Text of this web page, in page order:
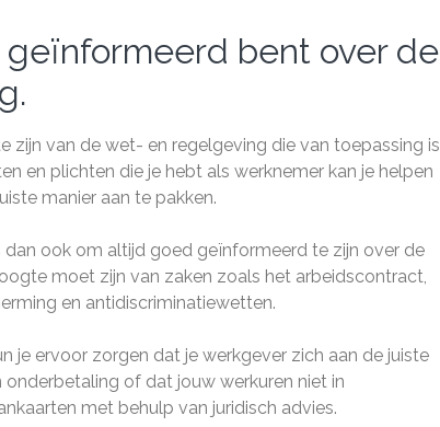
bent over de
van de wet- en regelgeving die van toepassing is
en plichten die je hebt als werknemer kan je helpen
manier aan te pakken.
dan ook om altijd goed geïnformeerd te zijn over de
moet zijn van zaken zoals het arbeidscontract,
en antidiscriminatiewetten.
je ervoor zorgen dat je werkgever zich aan de juiste
of dat jouw werkuren niet in
met behulp van juridisch advies.